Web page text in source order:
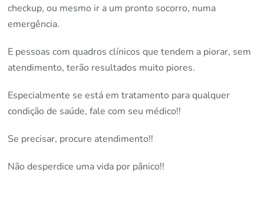
checkup, ou mesmo ir a um pronto socorro, numa
emergência.
E pessoas com quadros clínicos que tendem a piorar, sem
atendimento, terão resultados muito piores.
Especialmente se está em tratamento para qualquer
condição de saúde, fale com seu médico!!
Se precisar, procure atendimento!!
Não desperdice uma vida por pânico!!